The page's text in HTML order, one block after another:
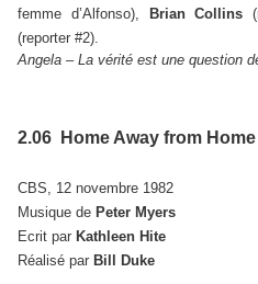
femme d’Alfonso),
Brian Collins
(reporter #2).
Angela – La vérité est une question
2.06 Home Away from
CBS, 12 novembre 1982
Musique de Peter Myers
Ecrit par Kathleen Hite
Réalisé par Bill Duke